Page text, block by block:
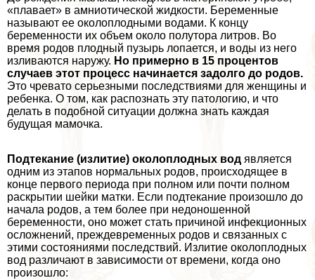
«плавает» в амниотической жидкости. Беременные
называют ее околоплодными водами. К концу
беременности их объем около полутора литров. Во
время родов плодный пузырь лопается, и воды из него
изливаются наружу. Но примерно в 15 процентов
случаев этот процесс начинается задолго до родов.
Это чревато серьезными последствиями для женщины и
ребенка. О том, как распознать эту патологию, и что
делать в подобной ситуации должна знать каждая
будущая мамочка.
Подтекание (излитие) околоплодных вод является
одним из этапов нормальных родов, происходящее в
конце первого периода при полном или почти полном
раскрытии шейки матки. Если подтекание произошло до
начала родов, а тем более при недоношенной
беременности, оно может стать причиной инфекционных
осложнений, преждевременных родов и связанных с
этими состояниями последствий. Излитие околоплодных
вод различают в зависимости от времени, когда оно
произошло: